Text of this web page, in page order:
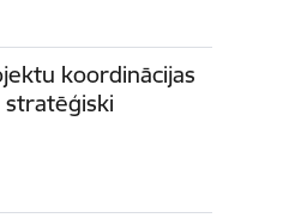
koordinācijas
stratēģiski